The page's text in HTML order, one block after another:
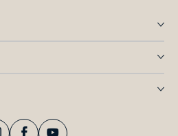
InstagramFacebookYouTube